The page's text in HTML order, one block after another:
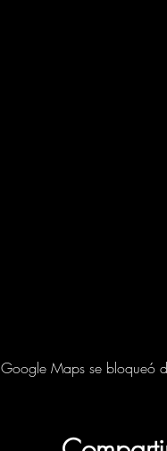
Google Maps se bloqueó